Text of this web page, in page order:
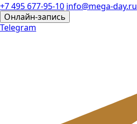
+7 495 677-95-10 info@mega-day.ru
Онлайн-запись
Telegram